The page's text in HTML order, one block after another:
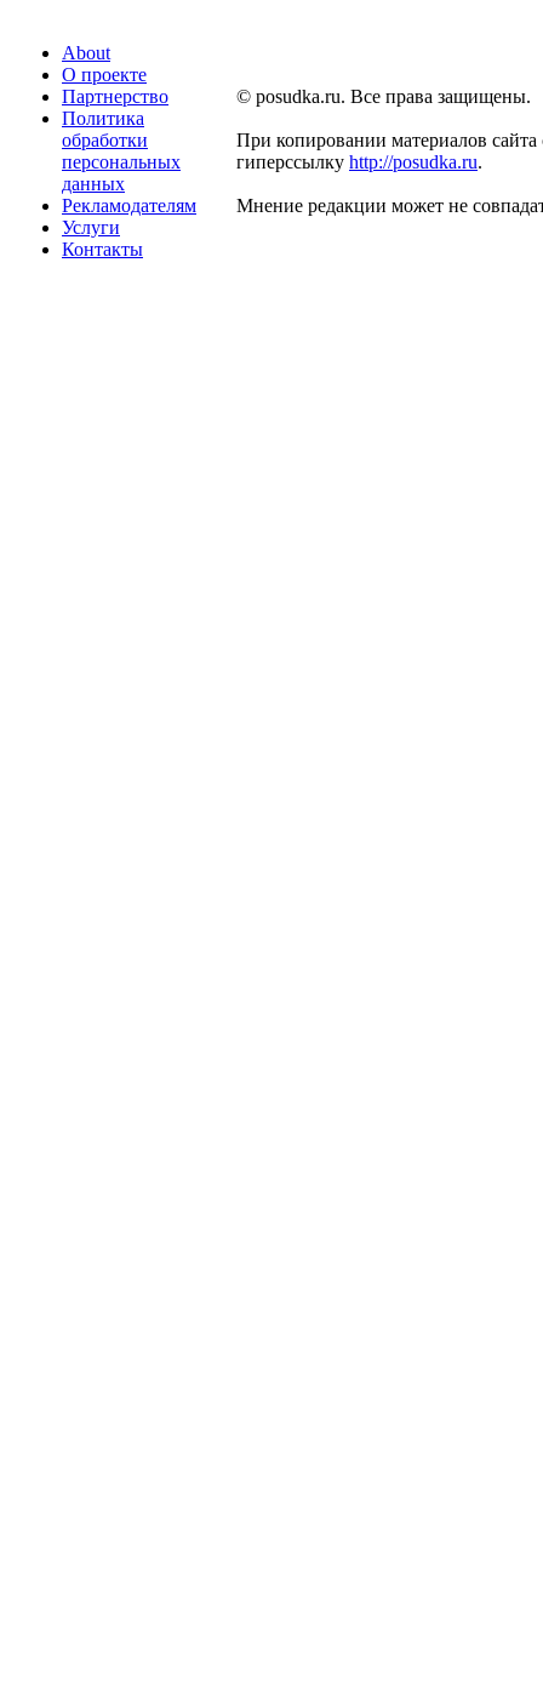
About
О проекте
Партнерство
Политика
обработки
персональных
данных
Рекламодателям
Услуги
Контакты
© posudka.ru. Все права защищены.
При копировании материалов сайта
гиперссылку http://posudka.ru.
Мнение редакции может не